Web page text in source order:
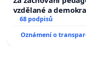
vzdělané a
68 podpisů
Oznámení o